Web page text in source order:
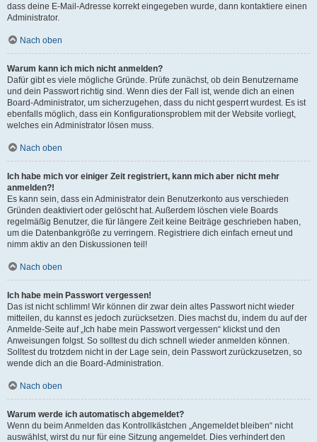
dass deine E-Mail-Adresse korrekt eingegeben wurde, dann kontaktiere einen
Administrator.
Nach oben
Warum kann ich mich nicht anmelden?
Dafür gibt es viele mögliche Gründe. Prüfe zunächst, ob dein Benutzername
und dein Passwort richtig sind. Wenn dies der Fall ist, wende dich an einen
Board-Administrator, um sicherzugehen, dass du nicht gesperrt wurdest. Es ist
ebenfalls möglich, dass ein Konfigurationsproblem mit der Website vorliegt,
welches ein Administrator lösen muss.
Nach oben
Ich habe mich vor einiger Zeit registriert, kann mich aber nicht mehr
anmelden?!
Es kann sein, dass ein Administrator dein Benutzerkonto aus verschieden
Gründen deaktiviert oder gelöscht hat. Außerdem löschen viele Boards
regelmäßig Benutzer, die für längere Zeit keine Beiträge geschrieben haben,
um die Datenbankgröße zu verringern. Registriere dich einfach erneut und
nimm aktiv an den Diskussionen teil!
Nach oben
Ich habe mein Passwort vergessen!
Das ist nicht schlimm! Wir können dir zwar dein altes Passwort nicht wieder
mitteilen, du kannst es jedoch zurücksetzen. Dies machst du, indem du auf der
Anmelde-Seite auf „Ich habe mein Passwort vergessen“ klickst und den
Anweisungen folgst. So solltest du dich schnell wieder anmelden können.
Solltest du trotzdem nicht in der Lage sein, dein Passwort zurückzusetzen, so
wende dich an die Board-Administration.
Nach oben
Warum werde ich automatisch abgemeldet?
Wenn du beim Anmelden das Kontrollkästchen „Angemeldet bleiben“ nicht
auswählst, wirst du nur für eine Sitzung angemeldet. Dies verhindert den